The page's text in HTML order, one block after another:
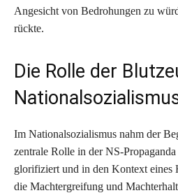
Angesicht von Bedrohungen zu
rückte.
Die Rolle der
Im Nationalsozialismus nahm der
zentrale Rolle in der NS-
glorifiziert und in den Kontext eines
die Machtergreifung und